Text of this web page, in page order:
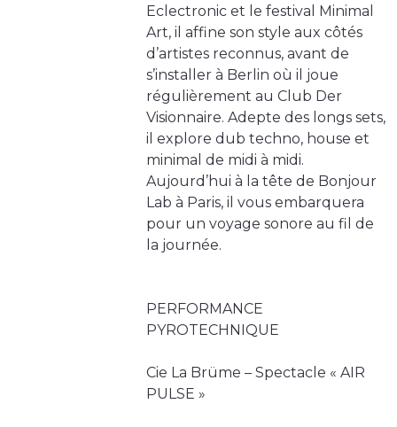
Eclectronic et le festival Minimal
Art, il affine son style aux côtés
d’artistes reconnus, avant de
s’installer à Berlin où il joue
régulièrement au Club Der
Visionnaire. Adepte des longs sets,
il explore dub techno, house et
minimal de midi à midi.
Aujourd’hui à la tête de Bonjour
Lab à Paris, il vous embarquera
pour un voyage sonore au fil de
la journée.
PERFORMANCE
PYROTECHNIQUE
Cie La Brüme – Spectacle « AIR
PULSE »